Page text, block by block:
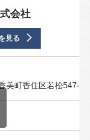
会社
見る
美町香住区若松547-1